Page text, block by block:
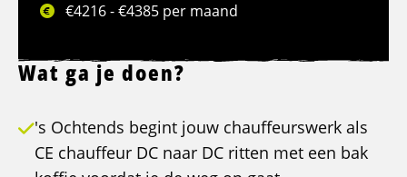
€4216 - €4385 per maand
Wat ga je doen?
's Ochtends begint jouw chauffeurswerk als
CE chauffeur DC naar DC ritten met een bak